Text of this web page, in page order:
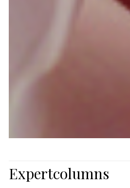
Expertcolumns